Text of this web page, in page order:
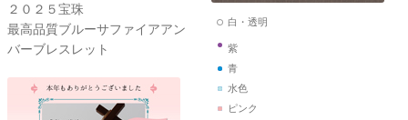
２０２５宝珠
最高品質ブルーサファイアアン
バーブレスレット
白・透明
紫
青
水色
ピンク